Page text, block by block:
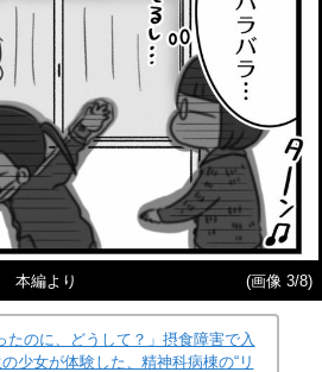
本編より (画像 3/8)
たのに、どうして？」摂食障害で入
少女が体験した、精神科病棟の“リ